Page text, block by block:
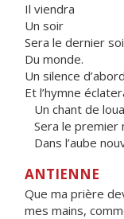
Il viendra
Un soir
Sera le dernier
Du monde.
Un silence
Et l’hymne
Un chant de
Sera le premier
Dans l’aube
ANTIENNE
Que ma prière
mes mains,